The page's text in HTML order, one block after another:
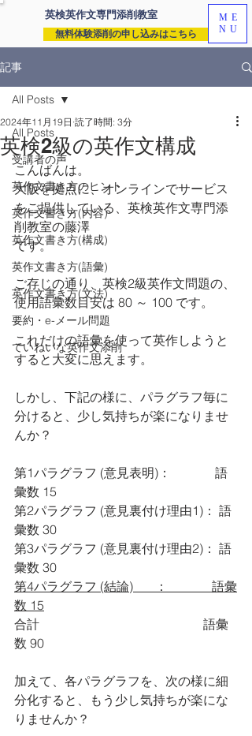
英検英作文専門添削教室
無料体験添削の申し込みはこちら
ME
NU
記事
All Posts
受講者の声
英作文書き方のヒント
英作文書き方(内容)
英作文書き方(構成)
英作文書き方(語彙)
英作文書き方(文法)
要約・e-メール問題
ていねいな英作文添削
All Posts
英検2級の英作文構成
2024年11月19日 読了時間: 3分
こんばんは。
大阪を拠点に、オンラインでサービス
をご提供している、英検英作文専門添
削教室の藤澤
です。
ご存じの通り、英検2級英作文問題の、
使用語彙数目安は 80 ～ 100 です。
これだけの語彙を使って英作しようと
すると大変に思えます。
しかし、下記の様に、パラグラフ毎に
分けると、少し気持ちが楽になりませ
んか？
第1パラグラフ (意見表明)：　          語
彙数 15
第2パラグラフ (意見裏付け理由1)： 語
彙数 30
第3パラグラフ (意見裏付け理由2)： 語
彙数 30
第4パラグラフ (結論)       ：              語彙
数 15
合計                                                    語彙
数 90
加えて、各パラグラフを、次の様に細
分化すると、もう少し気持ちが楽にな
りませんか？